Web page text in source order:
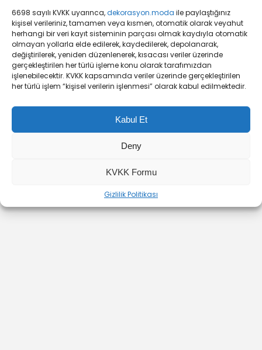
6698 sayılı KVKK uyarınca,dekorasyon.moda ile paylaştığınız
kişisel verileriniz, tamamen veya kısmen, otomatik olarak veyahut
herhangi bir veri kayıt sisteminin parçası olmak kaydıyla otomatik
olmayan yollarla elde edilerek, kaydedilerek, depolanarak,
değiştirilerek, yeniden düzenlenerek, kısacası veriler üzerinde
gerçekleştirilen her türlü işleme konu olarak tarafımızdan
işlenebilecektir. KVKK kapsamında veriler üzerinde gerçekleştirilen
her türlü işlem “kişisel verilerin işlenmesi” olarak kabul edilmektedir.
Kabul Et
Deny
KVKK Formu
Gizlilik Politikası
Banyo Dekorasyon Nedir?